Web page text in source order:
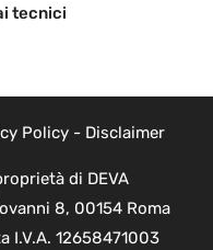
tecnici
Policy- Disclaimer
di DEVA
8, 00154 Roma
I.V.A. 12658471003